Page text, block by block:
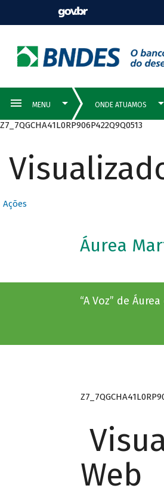
Z7_7QGCHA41L0RP906P422Q9Q0513
Ações
Áurea
“A Voz” de
Web